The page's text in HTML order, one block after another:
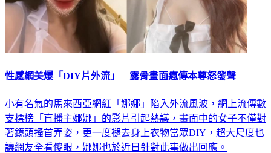
性感網美爆「DIY片外流」 露骨畫面瘋傳本尊怒發聲
小有名氣的馬來西亞網紅「娜娜」陷入外流風波，網上流傳數
支標榜「直播主娜娜」的影片引起熱議，畫面中的女子不僅對
著鏡頭搔首弄姿，更一度褪去身上衣物當眾DIY，超大尺度也
讓網友全看傻眼，娜娜也於近日針對此事做出回應。